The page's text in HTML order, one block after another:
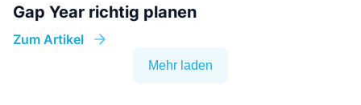
Gap Year richtig planen
Zum Artikel
Mehr laden